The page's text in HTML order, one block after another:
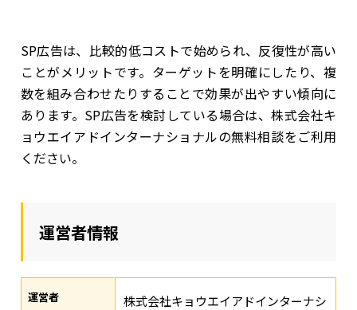
SP広告は、比較的低コストで始められ、反復性が高い
ことがメリットです。ターゲットを明確にしたり、複
数を組み合わせたりすることで効果が出やすい傾向に
あります。SP広告を検討している場合は、株式会社キ
ョウエイアドインターナショナルの無料相談をご利用
ください。
運営者情報
運営者
株式会社キョウエイアドインターナシ